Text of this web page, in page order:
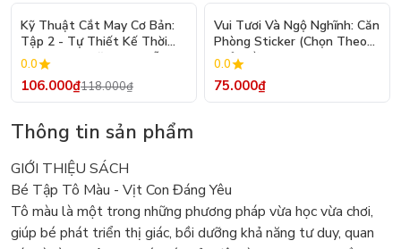
- 10%
Kỹ Thuật Cắt May Cơ Bản:
Tập 2 - Tự Thiết Kế Thời
Trang Nam Nữ - Tạo Mẫu
Rập - Kỹ Thuật Nhảy Size
0.0
106.000₫118.000₫
Vui Tươi Và Ngộ Nghĩnh: Căn
Phòng Sticker (Chọn Theo
Chủ Đề) - Hơn 250 Sticker
0.0
75.000₫
Thông tin sản phẩm
GIỚI THIỆU SÁCH
Bé Tập Tô Màu - Vịt Con Đáng Yêu
Tô màu là một trong những phương pháp vừa học vừa chơi,
giúp bé phát triển thị giác, bồi dưỡng khả năng tư duy, quan